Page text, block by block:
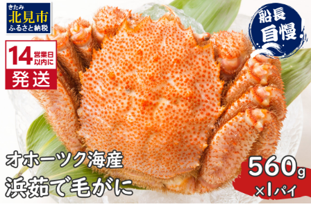
TOP 魚介類 蟹 毛ガニ 《14営業日以内に発送》オホ